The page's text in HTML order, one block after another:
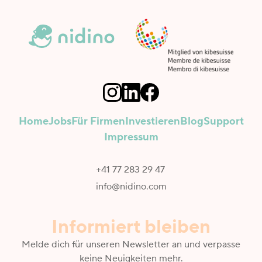
HomeJobsFür FirmenInvestierenBlogSupport
Impressum
+41 77 283 29 47
info@nidino.com
Informiert bleiben
Melde dich für unseren Newsletter an und verpasse
keine Neuigkeiten mehr.